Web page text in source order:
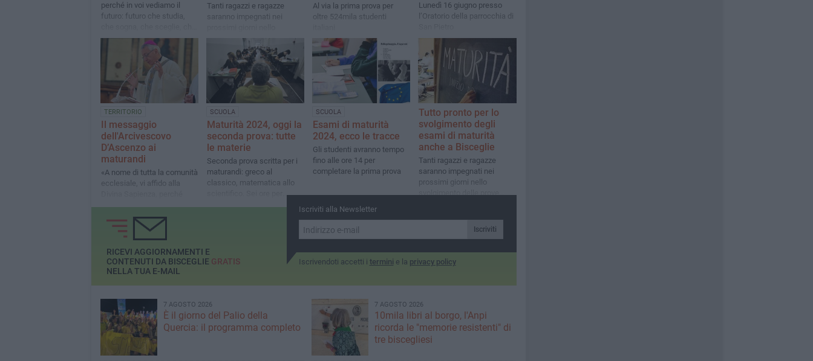
perché in voi vediamo il
futuro: futuro che studia,
a volte sbaglia ma non
smette di rialzarsi e di
Tanti ragazzi e ragazze
saranno impegnati nei
svolgimento delle prove
scritte e orali
Al via la prima prova per
oltre 524mila studenti
Lunedì 16 giugno presso
l’Oratorio della parrocchia di
TERRITORIO
Il messaggio
dell'Arcivescovo
D’Ascenzo ai
maturandi
«A nome di tutta la comunità
ecclesiale, vi affido alla
possiate riconoscere
sempre l'importanza di
guardarsi dentro»
SCUOLA
Maturità 2024, oggi la
seconda prova: tutte
le materie
Seconda prova scritta per i
maturandi: greco al
classico, matematica allo
SCUOLA
Esami di maturità
2024, ecco le tracce
Gli studenti avranno tempo
fino alle ore 14 per
completare la prima prova
Tutto pronto per lo
svolgimento degli
esami di maturità
anche a Bisceglie
Tanti ragazzi e ragazze
saranno impegnati nei
prossimi giorni nello
svolgimento delle prove
Iscriviti alla Newsletter
Iscriviti
Iscrivendoti accetti i termini e la privacy policy
RICEVI AGGIORNAMENTI E
CONTENUTI DA BISCEGLIE GRATIS
NELLA TUA E-MAIL
7 AGOSTO 2026
È il giorno del Palio della
Quercia: il programma completo
7 AGOSTO 2026
10mila libri al borgo, l'Anpi
ricorda le "memorie resistenti" di
tre biscegliesi